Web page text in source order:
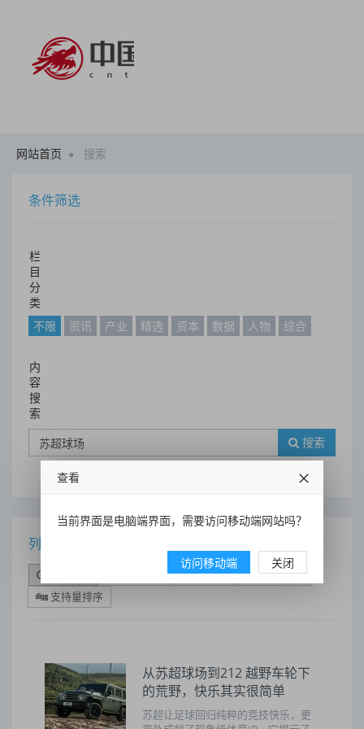
网站首页 搜索
条件筛选
栏
目
分
类
不限
资讯 产业 精选 资本 数据 人物 综合
内
容
搜
索
搜索
列表
评论排序
评分排序
支持量排序
从苏超球场到212 越野车轮下
的荒野，快乐其实很简单
苏超让足球回归纯粹的竞技快乐，更
查看
当前界面是电脑端界面，需要访问移动端网站吗？
访问移动端 关闭